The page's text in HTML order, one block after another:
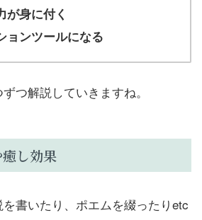
が身に付く
ョンツールになる
つ解説していきますね。
し効果
書いたり、ポエムを綴ったりetc